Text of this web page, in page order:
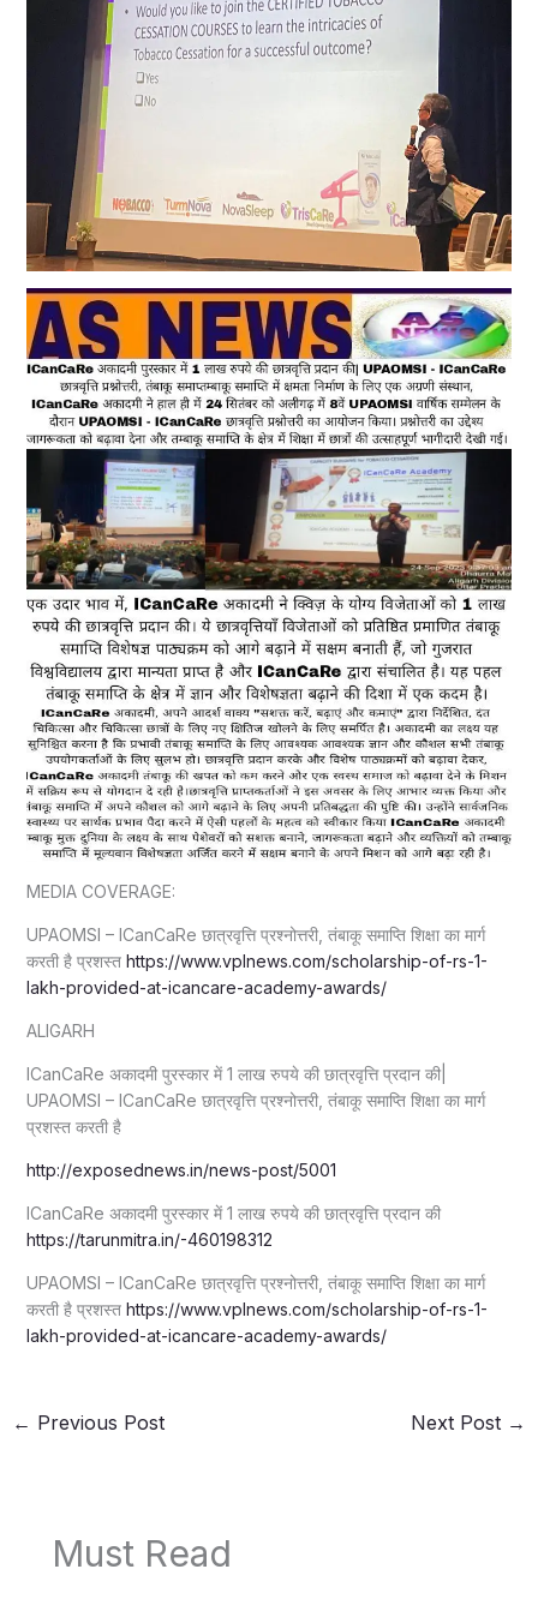
MEDIA COVERAGE:
UPAOMSI – ICanCaRe छात्रवृत्ति प्रश्नोत्तरी, तंबाकू समाप्ति शिक्षा का मार्ग
करती है प्रशस्त https://www.vplnews.com/scholarship-of-rs-1-
lakh-provided-at-icancare-academy-awards/
ALIGARH
ICanCaRe अकादमी पुरस्कार में 1 लाख रुपये की छात्रवृत्ति प्रदान की|
UPAOMSI – ICanCaRe छात्रवृत्ति प्रश्नोत्तरी, तंबाकू समाप्ति शिक्षा का मार्ग
प्रशस्त करती है
http://exposednews.in/news-post/5001
ICanCaRe अकादमी पुरस्कार में 1 लाख रुपये की छात्रवृत्ति प्रदान की
https://tarunmitra.in/-460198312
UPAOMSI – ICanCaRe छात्रवृत्ति प्रश्नोत्तरी, तंबाकू समाप्ति शिक्षा का मार्ग
करती है प्रशस्त https://www.vplnews.com/scholarship-of-rs-1-
lakh-provided-at-icancare-academy-awards/
← Previous Post Next Post →
Must Read